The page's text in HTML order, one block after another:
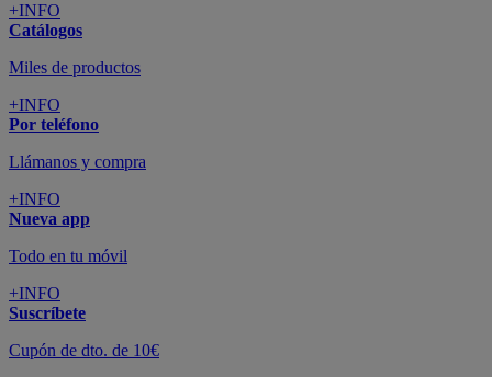
+INFO
Catálogos
Miles de productos
+INFO
Por teléfono
Llámanos y compra
+INFO
Nueva app
Todo en tu móvil
+INFO
Suscríbete
Cupón de dto. de 10€